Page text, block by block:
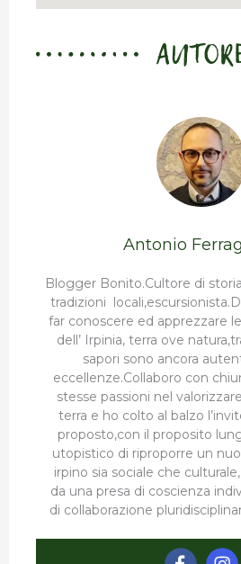
Antonio
Blogger Bonito.Cultore di
tradizioni
far conoscere ed apprezzare
dell’ Irpinia, terra ove
sapori sono ancora
eccellenze.Collaboro con
stesse passioni nel
terra e ho colto al balzo
proposto,con il proposito
utopistico di riproporre un
irpino sia sociale che
da una presa di coscienza
di collaborazione